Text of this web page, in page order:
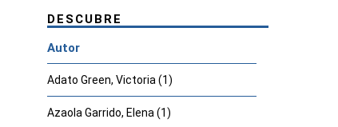
DESCUBRE
Autor
Adato Green, Victoria (1)
Azaola Garrido, Elena (1)